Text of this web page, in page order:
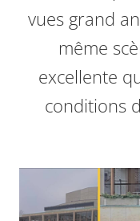
vues grand
même
excellente
conditions